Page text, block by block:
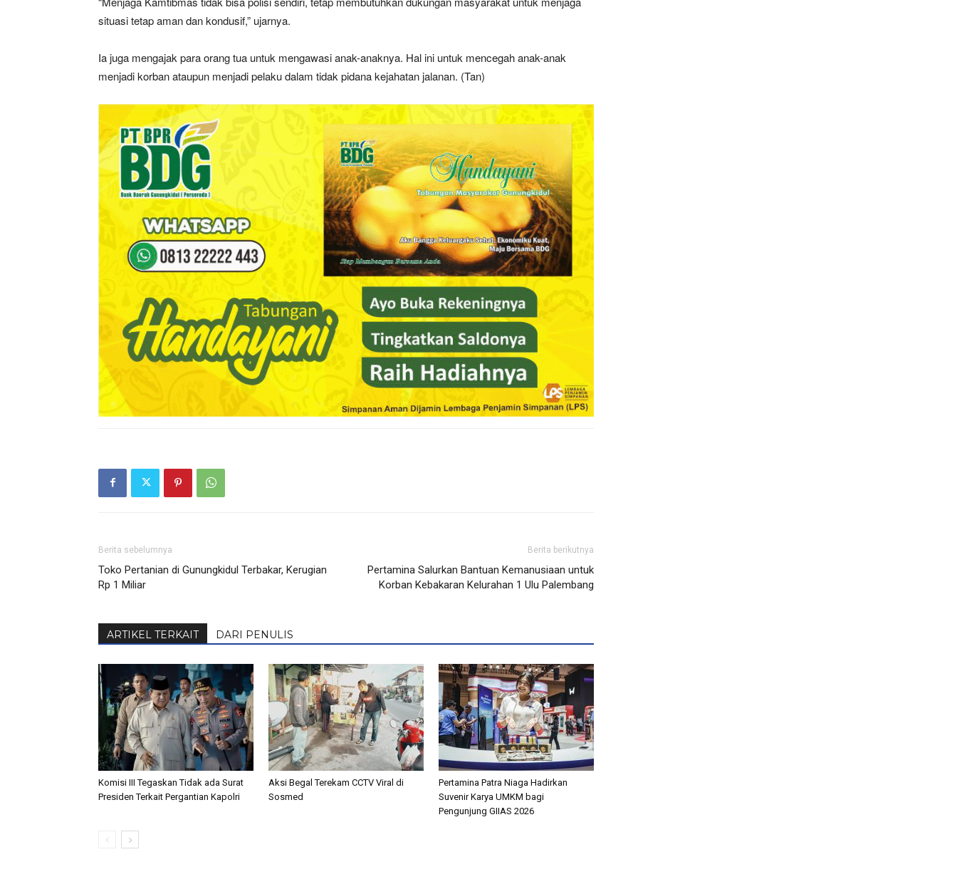
situasi tetap aman dan kondusif,” ujarnya.
Ia juga mengajak para orang tua untuk mengawasi anak-anaknya. Hal ini untuk mencegah anak-anak
menjadi korban ataupun menjadi pelaku dalam tidak pidana kejahatan jalanan. (Tan)
Berita sebelumnya
Toko Pertanian di Gunungkidul Terbakar, Kerugian
Rp 1 Miliar
Berita berikutnya
Pertamina Salurkan Bantuan Kemanusiaan untuk
Korban Kebakaran Kelurahan 1 Ulu Palembang
ARTIKEL TERKAIT DARI PENULIS
Komisi III Tegaskan Tidak ada Surat
Presiden Terkait Pergantian Kapolri
Aksi Begal Terekam CCTV Viral di
Sosmed
Pertamina Patra Niaga Hadirkan
Suvenir Karya UMKM bagi
Pengunjung GIIAS 2026